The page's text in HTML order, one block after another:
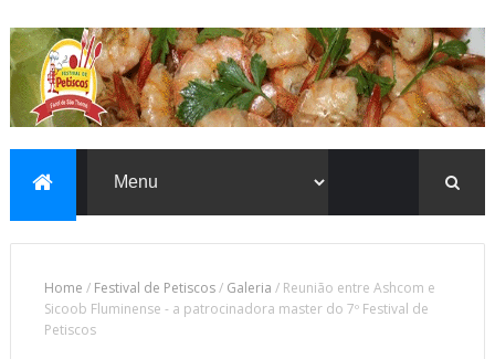
Home / Festival de Petiscos/ Galeria / Reunião entre Ashcom e
Sicoob Fluminense - a patrocinadora master do 7º Festival de
Petiscos